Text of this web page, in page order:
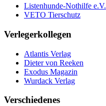
Listenhunde-Nothilfe e.V.
VETO Tierschutz
Verlegerkollegen
Atlantis Verlag
Dieter von Reeken
Exodus Magazin
Wurdack Verlag
Verschiedenes